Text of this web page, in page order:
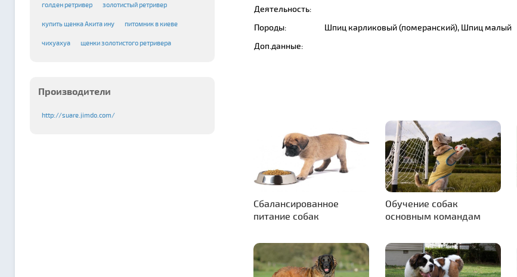
голден ретривер золотистый ретривер
купить щенка Акита ину питомник в киеве
чихуахуа щенки золотистого ретривера
Производители
http://suare.jimdo.com/
Деятельность:
Породы:
Шпиц карликовый (померанский), Шпиц малый
Доп.данные:
Сбалансированное
питание собак
Обучение собак
основным командам